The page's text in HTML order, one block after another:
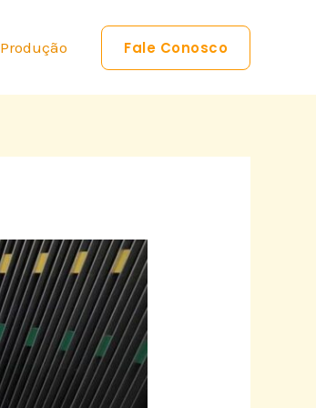
Produção Fale Conosco